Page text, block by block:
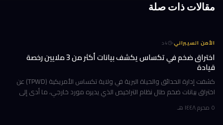
مقالات ذات صلة
الأمن السيبراني·
4د
اختراق ضخم في تكساس يكشف بيانات أكثر من 3 ملايين رخصة
قيادة
كشفت إدارة الحدائق والحياة البرية في ولاية تكساس الأمريكية (TPWD) عن
اختراق بيانات ضخم طال نظام التراخيص الذي يديره مورد خارجي، ما أدى إلى
٥ محرم ١٤٤٨ هـ